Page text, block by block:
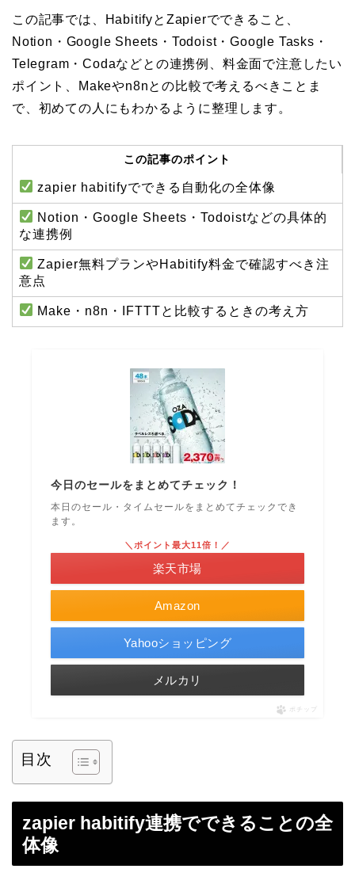
この記事では、HabitifyとZapierでできること、
Notion・Google Sheets・Todoist・Google Tasks・
Telegram・Codaなどとの連携例、料金面で注意したい
ポイント、Makeやn8nとの比較で考えるべきことま
で、初めての人にもわかるように整理します。
この記事のポイント
zapier habitifyでできる自動化の全体像
Notion・Google Sheets・Todoistなどの具体的
な連携例
Zapier無料プランやHabitify料金で確認すべき注
意点
Make・n8n・IFTTTと比較するときの考え方
今日のセールをまとめてチェック！
本日のセール・タイムセールをまとめてチェックでき
ます。
Amazon
＼ポイント最大11倍！／
楽天市場
Yahooショッピング
メルカリ
ポチップ
目次
zapier habitify連携でできることの全
体像